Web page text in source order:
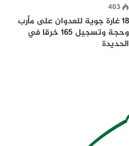
403
18 غارة جوية للعدوان على مأرب
وحجة وتسجيل 165 خرقا في
الحديدة